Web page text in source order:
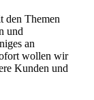
den Themen
und
an
wollen wir
Kunden und